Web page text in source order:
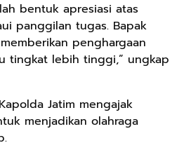
bentuk apresiasi atas
panggilan tugas. Bapak
penghargaan
tingkat lebih tinggi,” ungkap
Jatim mengajak
menjadikan olahraga